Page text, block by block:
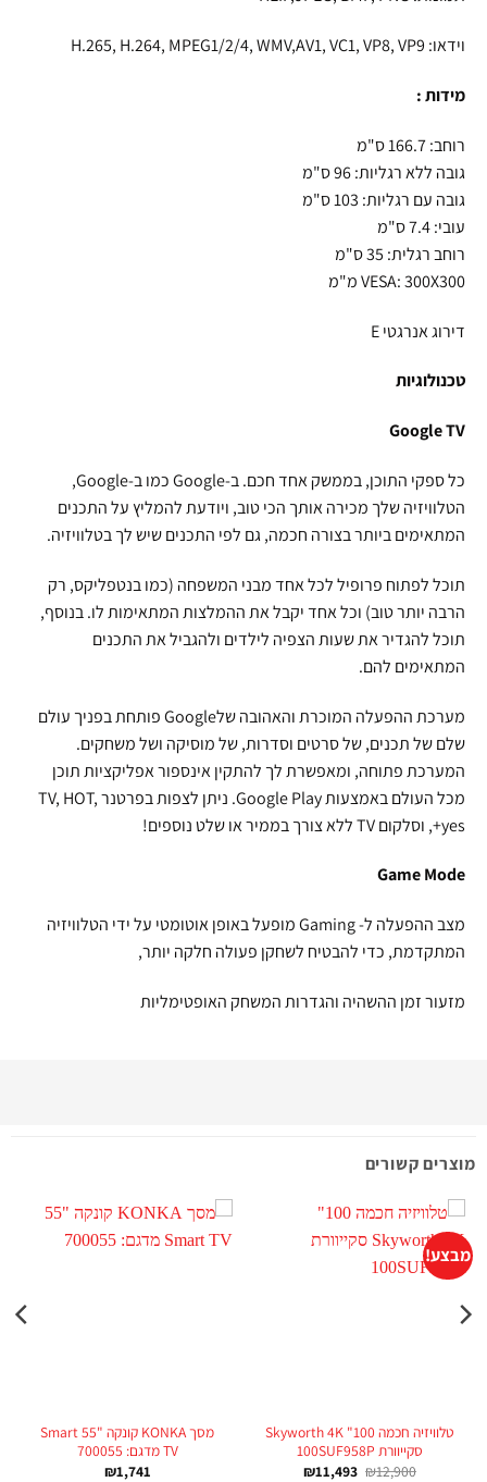
וידאו: H.265, H.264, MPEG1/2/4, WMV,AV1, VC1, VP8, VP9
מידות :
רוחב: 166.7 ס"מ
גובה ללא רגליות: 96 ס"מ
גובה עם רגליות: 103 ס"מ
עובי: 7.4 ס"מ
רוחב רגלית: 35 ס"מ
VESA: 300X300 מ"מ
דירוג אנרגטי E
טכנולוגיות
Google TV
כל ספקי התוכן, בממשק אחד חכם. ב-Google כמו ב-Google,
הטלוויזיה שלך מכירה אותך הכי טוב, ויודעת להמליץ על התכנים
המתאימים ביותר בצורה חכמה, גם לפי התכנים שיש לך בטלוויזיה.
תוכל לפתוח פרופיל לכל אחד מבני המשפחה (כמו בנטפליקס, רק
הרבה יותר טוב) וכל אחד יקבל את ההמלצות המתאימות לו. בנוסף,
תוכל להגדיר את שעות הצפיה לילדים ולהגביל את התכנים
המתאימים להם.
מערכת ההפעלה המוכרת והאהובה שלGoogle פותחת בפניך עולם
שלם של תכנים, של סרטים וסדרות, של מוסיקה ושל משחקים.
המערכת פתוחה, ומאפשרת לך להתקין אינספור אפליקציות תוכן
מכל העולם באמצעות Google Play. ניתן לצפות בפרטנר TV, HOT,
yes+, וסלקום TV ללא צורך בממיר או שלט נוספים!
Game Mode
מצב ההפעלה ל- Gaming מופעל באופן אוטומטי על ידי הטלוויזיה
המתקדמת, כדי להבטיח לשחקן פעולה חלקה יותר,
מזעור זמן ההשהיה והגדרות המשחק האופטימליות
מוצרים קשורים
מבצע!
טלוויזיה חכמה 100" Skyworth 4K
סקייוורת 100SUF958P
₪12,900
₪11,493
מסך KONKA קונקה "55 Smart
TV מדגם: 700055
₪1,741